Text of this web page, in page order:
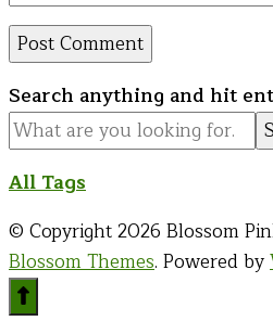
Looking
for
Something?
Search anything and hit
All Tags
© Copyright 2026 Blossom
Blossom Themes. Powered by